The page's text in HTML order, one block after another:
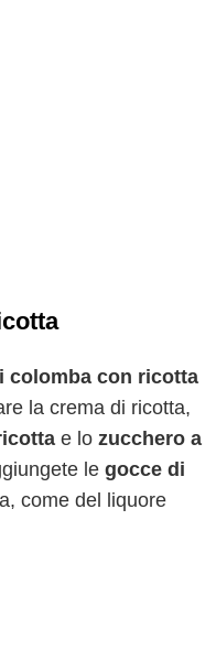
colomba con ricotta
la crema di ricotta,
e lo zucchero a
le gocce di
come del liquore